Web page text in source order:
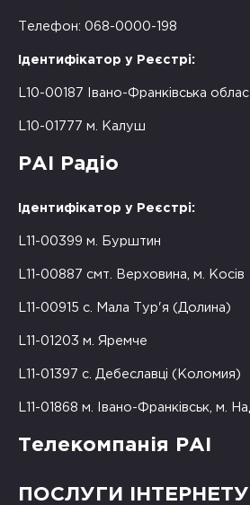
Телефон: 068-0000-198
Ідентифікатор у Реєстрі:
L10-00187 Івано-Франківська
L10-01777 м. Калуш
РАІ Радіо
Ідентифікатор у Реєстрі:
L11-00399 м. Бурштин
L11-00887 смт. Верховина, м. Косів
L11-00915 с. Мала Тур'я (Долина)
L11-01203 м. Яремче
L11-01397 с. Дебеславці (Коломия)
L11-01868 м. Івано-Франківськ, м.
Телекомпанія РАІ
ПОСЛУГИ